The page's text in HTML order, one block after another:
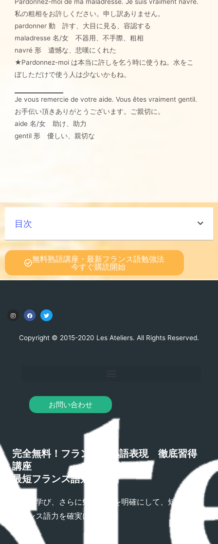
Pardonnez-moi de ma maladresse. Je suis vraiment navré.
私の粗相をお許しください。申し訳ありません。
pardonner 動 許す、大目に見る、容認する
maladresse 名/女 不器用、不手際、粗相
navré 形 遺憾な、悲嘆にくれた
★Pardonnez-moi は本当に許しを乞う時に使うね。水をこ
ぼしただけで使う人は少ないかもね。
Je vous remercie de votre aide. Vous êtes vraiment gentil.
お手伝い頂きありがとうございます。ご親切に。
aide 名/女 助け、助力
gentil 形 優しい、親切な
目次
無料熟語講座・最新フランス語勉強法
今すぐ購読開始
Copyright © 2015-2020 Les Ateliers. All Rights Reserved.
お問い合わせ
完全無料！フランス語熟語表現 徹底習得
講座
最短フランス語勉強法
熟語を学び、さらに勉強方法を明確にして、短期間で
フランス語力を確実にアップ！